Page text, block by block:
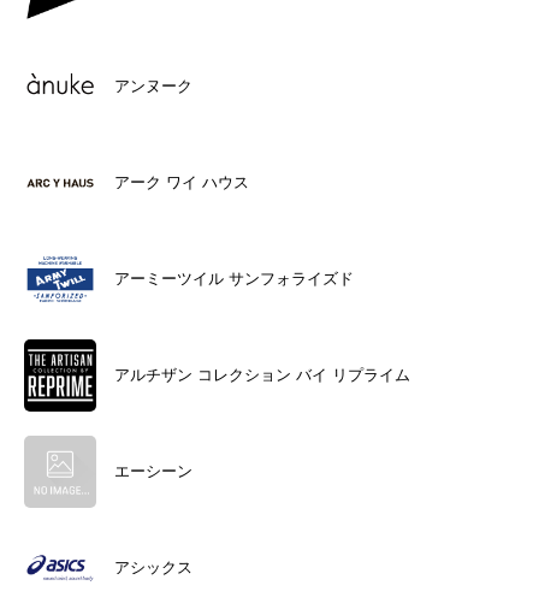
アンヌーク
アーク ワイ ハウス
アーミーツイル サンフォライズド
アルチザン コレクション バイ リプライム
エーシーン
アシックス